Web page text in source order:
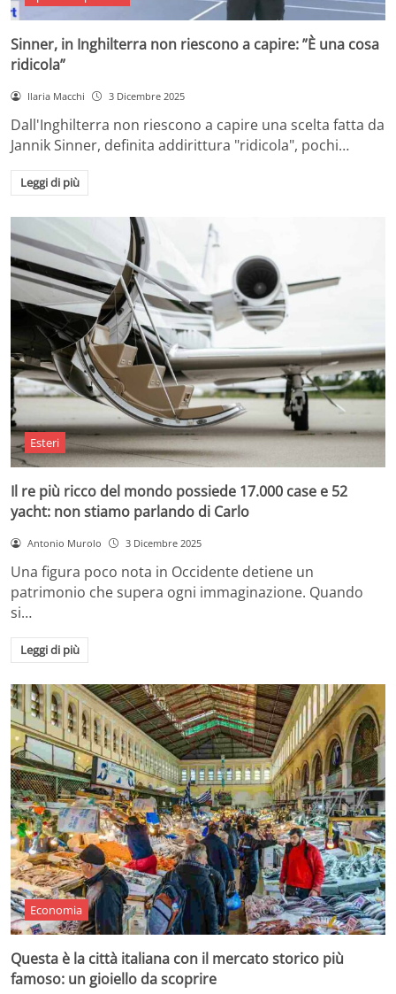
Sinner, in Inghilterra non riescono a capire: ”È una cosa
ridicola”
Ilaria Macchi 3 Dicembre 2025
Dall'Inghilterra non riescono a capire una scelta fatta da
Jannik Sinner, definita addirittura "ridicola", pochi…
Leggi di più
Esteri
Il re più ricco del mondo possiede 17.000 case e 52
yacht: non stiamo parlando di Carlo
Antonio Murolo 3 Dicembre 2025
Una figura poco nota in Occidente detiene un
patrimonio che supera ogni immaginazione. Quando
si…
Leggi di più
Economia
Questa è la città italiana con il mercato storico più
famoso: un gioiello da scoprire